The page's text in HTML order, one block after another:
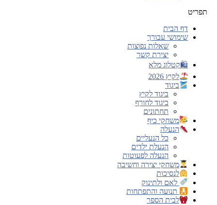
תפריט
דף הבית
שימושי עבורך
שאלות נפוצות
יצירת קשר
🛍קטלוג מלא
לקיץ 2026
ביגוד
ביגוד לקיץ
ביגוד לחורף
תחתונים
משחקי כיף
הנעלה
כל הנעליים
הנעלת ילדים
הנעלה לפעוטות
משחקי יצירה וחשיבה
לנסיכות
לאם ולתינוק
תנועה והתפתחות
לבית הספר